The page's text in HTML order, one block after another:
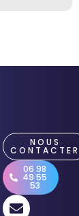
NOUS
CONTACTER
06 98
49 55
53